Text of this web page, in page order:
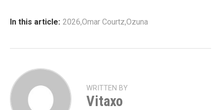
In this article: 2026,Omar Courtz,Ozuna
WRITTEN BY
Vitaxo